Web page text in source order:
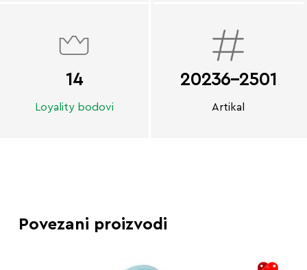
14
Loyality bodovi
20236-2501
Artikal
Povezani proizvodi